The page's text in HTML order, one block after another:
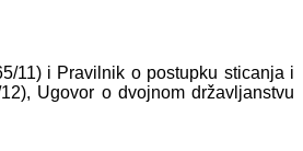
11) i Pravilnik o postupku sticanja i
Ugovor o dvojnom državljanstvu